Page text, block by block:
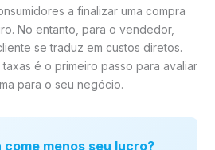
a finalizar uma compra
No entanto, para o vendedor,
se traduz em custos diretos.
é o primeiro passo para avaliar
para o seu negócio.
come menos seu lucro?